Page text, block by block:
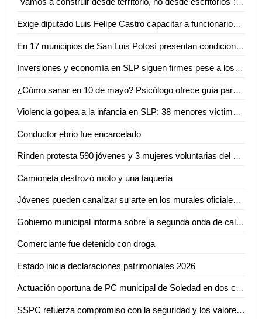
Exige diputado Luis Felipe Castro capacitar a funcionarios tras muerte de un perrito en Valles
En 17 municipios de San Luis Potosí presentan condiciones anormalmente secas
Inversiones y economía en SLP siguen firmes pese a los hechos en Sinaloa
¿Cómo sanar en 10 de mayo? Psicólogo ofrece guía para sobrellevar el duelo ante ausencia materna
Violencia golpea a la infancia en SLP; 38 menores víctimas del crimen organizado en solo tres meses
Conductor ebrio fue encarcelado
Rinden protesta 590 jóvenes y 3 mujeres voluntarias del Servicio Militar Nacional en Ciudad Valles
Camioneta destrozó moto y una taquería
Jóvenes pueden canalizar su arte en los murales oficiales del puerto: Mónica Villareal
Gobierno municipal informa sobre la segunda onda de calor en la región
Comerciante fue detenido con droga
Estado inicia declaraciones patrimoniales 2026
Actuación oportuna de PC municipal de Soledad en dos conatos de incendio
SSPC refuerza compromiso con la seguridad y los valores nacionales